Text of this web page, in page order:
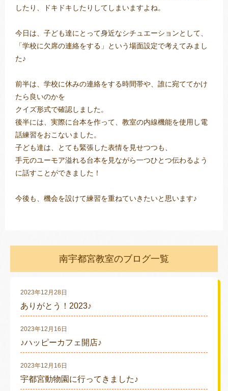
したり、ドキドキしたりしてしまいますよね。
今日は、子ども達にとって身近なシチュエーションとして、
「学校に欠席の連絡をする」という場面設定で考えてみまし
た♪
前半は、学校に休みの連絡をする時間帯や、誰に宛ててかけ
たら良いのかを
クイズ形式で確認しました。
後半には、実際に台本を作って、教室の内線機能を使用し電
話練習をおこないました。
子ども達は、とても緊張した表情を見せつつも、
手元のユーモア溢れる台本を見ながら一つひとつ伝わるよう
に話すことができました！
今後も、機会を設けて練習を重ねていきたいと思います♪
南宇都宮教室のブログ一覧
2023年12月28日
ありがとう！2023♪
2023年12月16日
♪ハッピーカフェ開店♪
2023年12月16日
宇都宮動物園に行ってきました♪